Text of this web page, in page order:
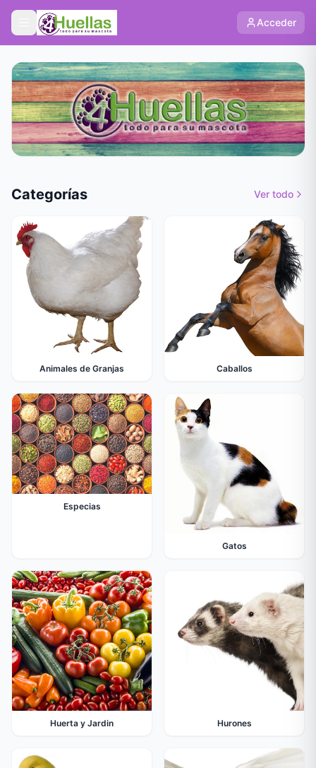
Acceder
Categorías Ver todo
Animales de Granjas Caballos
Especias
Gatos
Huerta y Jardin Hurones